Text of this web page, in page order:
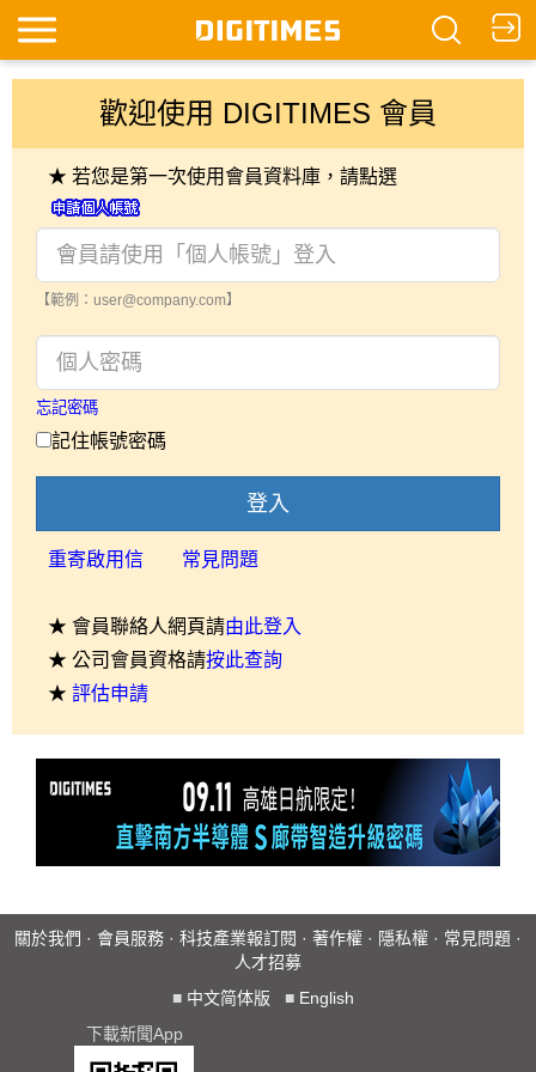
歡迎使用 DIGITIMES 會員
★ 若您是第一次使用會員資料庫，請點選
【範例：user@company.com】
忘記密碼
記住帳號密碼
登入
重寄啟用信 常見問題
★ 會員聯絡人網頁請由此登入
★ 公司會員資格請按此查詢
★ 評估申請
關於我們 · 會員服務 · 科技產業報訂閱 · 著作權 · 隱私權 · 常見問題 ·
人才招募
■ 中文简体版 ■ English
下載新聞App